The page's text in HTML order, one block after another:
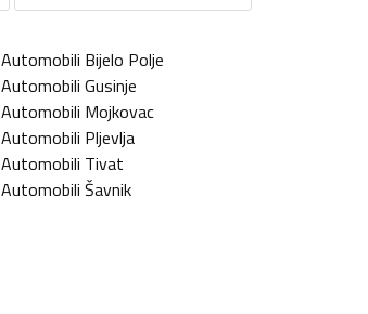
Automobili Bijelo Polje
Automobili Gusinje
Automobili Mojkovac
Automobili Pljevlja
Automobili Tivat
Automobili Šavnik